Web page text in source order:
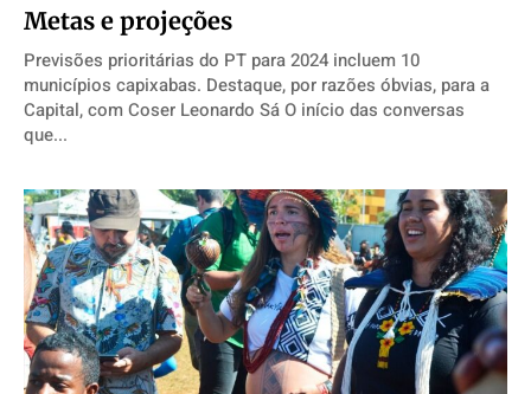
Metas e projeções
Previsões prioritárias do PT para 2024 incluem 10
municípios capixabas. Destaque, por razões óbvias, para a
Capital, com Coser Leonardo Sá O início das conversas
que...